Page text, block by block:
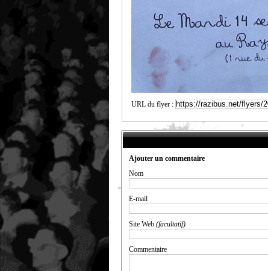
URL du flyer :
Ajouter un commentaire
Nom
E-mail
Site Web (facultatif)
Commentaire